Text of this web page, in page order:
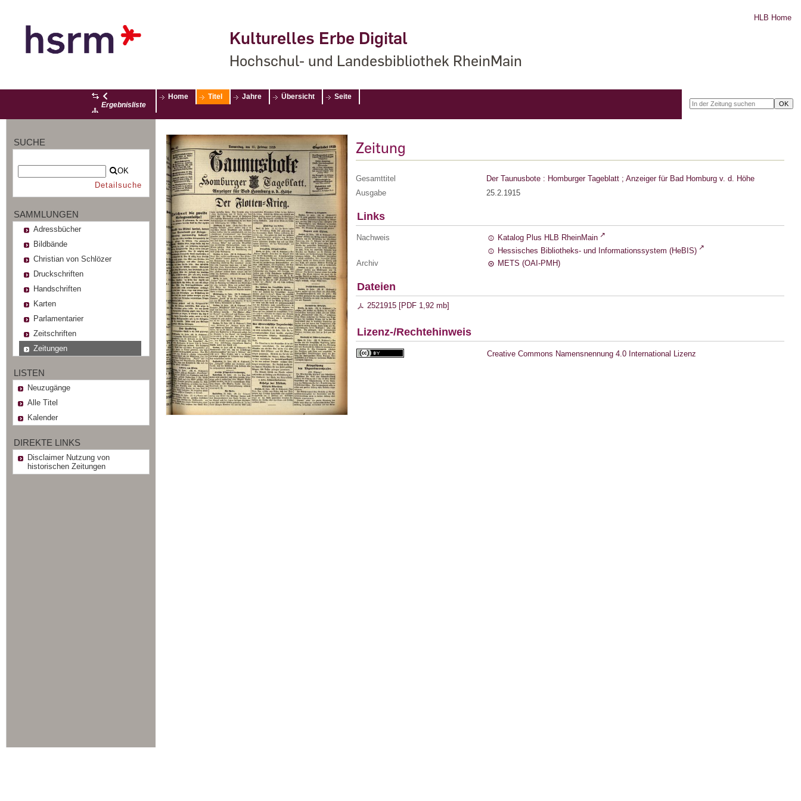
Kulturelles Erbe Digital
Hochschul- und Landesbibliothek RheinMain
HLB Home
Ergebnisliste
Home Titel Jahre Übersicht Seite
SUCHE
OK
Detailsuche
SAMMLUNGEN
Adressbücher
Bildbände
Christian von Schlözer
Druckschriften
Handschriften
Karten
Parlamentarier
Zeitschriften
Zeitungen
LISTEN
Neuzugänge
Alle Titel
Kalender
DIREKTE LINKS
Disclaimer Nutzung von
historischen Zeitungen
Zeitung
Gesamttitel
Der Taunusbote : Homburger Tageblatt ; Anzeiger für Bad Homburg v. d. Höhe
Ausgabe
25.2.1915
Links
Nachweis
Katalog Plus HLB RheinMain
Hessisches Bibliotheks- und Informationssystem (HeBIS)
Archiv
METS (OAI-PMH)
Dateien
2521915 [PDF 1,92 mb]
Lizenz-/Rechtehinweis
Creative Commons Namensnennung 4.0 International Lizenz